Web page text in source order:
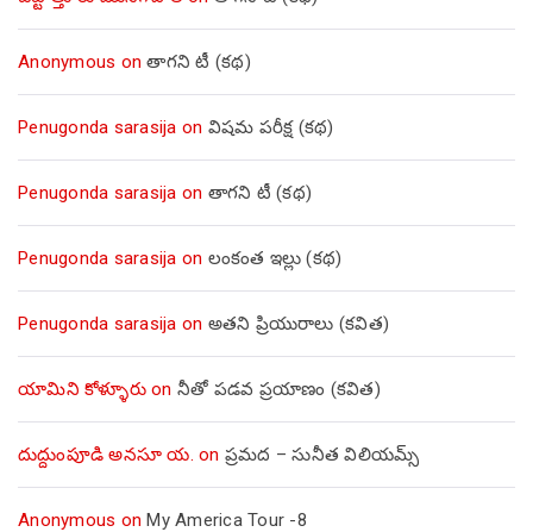
Anonymous onతాగని టీ (కథ)
Penugonda sarasija on విషమ పరీక్ష (క‌థ‌)
Penugonda sarasija on తాగని టీ (కథ)
Penugonda sarasija on లంకంత ఇల్లు (కథ)
Penugonda sarasija on అతని ప్రియురాలు (కవిత)
యామిని కోళ్ళూరుon నీతో పడవ ప్రయాణం (కవిత)
దుద్దుంపూడి అనసూ య. on ప్రమద – సునీత విలియమ్స్
Anonymous onMy America Tour -8